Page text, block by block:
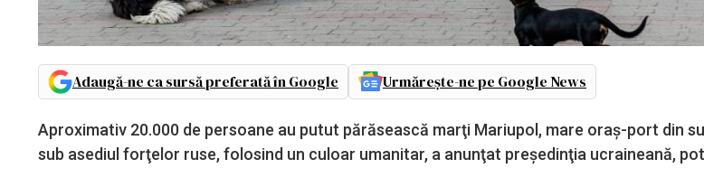
Adaugă-ne ca sursă preferată în Google Urmărește-ne pe Google News
Aproximativ 20.000 de persoane au putut părăsească marţi Mariupol, mare oraş-port din
sub asediul forţelor ruse, folosind un culoar umanitar, a anunţat preşedinţia ucraineană,